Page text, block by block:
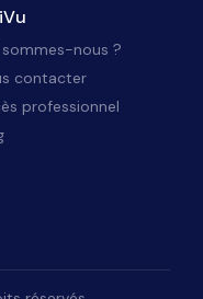
sommes-nous ?
contacter
professionnel